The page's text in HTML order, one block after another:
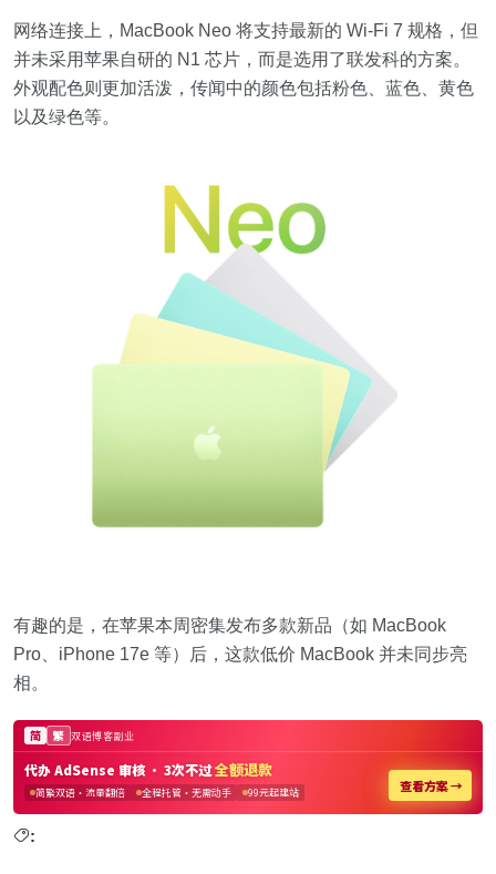
网络连接上，MacBook Neo 将支持最新的 Wi-Fi 7 规格，但
并未采用苹果自研的 N1 芯片，而是选用了联发科的方案。
外观配色则更加活泼，传闻中的颜色包括粉色、蓝色、黄色
以及绿色等。
有趣的是，在苹果本周密集发布多款新品（如 MacBook
Pro、iPhone 17e 等）后，这款低价 MacBook 并未同步亮
相。
: